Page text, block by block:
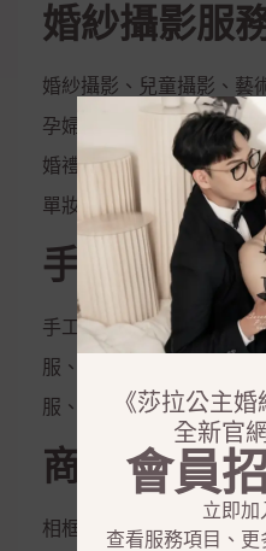
婚紗攝影服
婚紗攝影、兒童攝影、藝
孕婦照、全家福、活動拍
婚禮錄影、宴會錄影、
單妝
手工禮服出
手工白紗、手工晚禮服、
服、伴娘服、孕婦禮服、
服、花童服
商品銷售
相框、相本、雜誌本、喜
《莎拉公主婚
全新官
會員
立即加
查看服務項目、